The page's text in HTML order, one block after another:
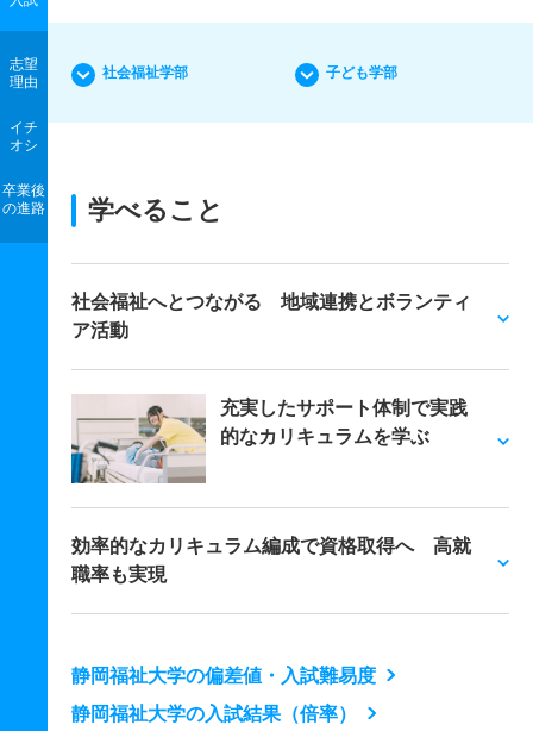
志望
理由
イチ
オシ
卒業後
の進路
社会福祉学部 子ども学部
学べること
社会福祉へとつながる 地域連携とボランティ
ア活動
充実したサポート体制で実践
的なカリキュラムを学ぶ
効率的なカリキュラム編成で資格取得へ 高就
職率も実現
静岡福祉大学の偏差値・入試難易度
静岡福祉大学の入試結果（倍率）